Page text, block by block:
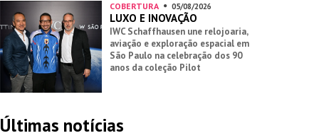
COBERTURA 05/08/2026
LUXO E INOVAÇÃO
IWC Schaffhausen une relojoaria,
aviação e exploração espacial em
São Paulo na celebração dos 90
anos da coleção Pilot
Últimas notícias